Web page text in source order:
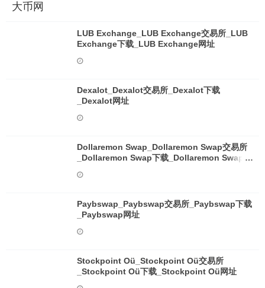
大币网
LUB Exchange_LUB Exchange交易所_LUB
Exchange下载_LUB Exchange网址
Dexalot_Dexalot交易所_Dexalot下载
_Dexalot网址
Dollaremon Swap_Dollaremon Swap交易所
_Dollaremon Swap下载_Dollaremon Swap网
Paybswap_Paybswap交易所_Paybswap下载
_Paybswap网址
Stockpoint Oü_Stockpoint Oü交易所
_Stockpoint Oü下载_Stockpoint Oü网址